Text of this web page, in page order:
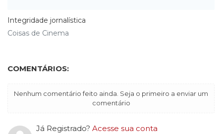
Integridade jornalística
Coisas de Cinema
COMENTÁRIOS:
Nenhum comentário feito ainda. Seja o primeiro a enviar um
comentário
Já Registrado? Acesse sua conta